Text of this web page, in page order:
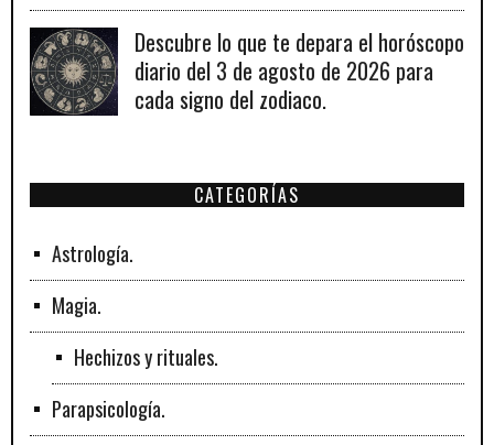
Descubre lo que te depara el horóscopo
diario del 3 de agosto de 2026 para
cada signo del zodiaco.
CATEGORÍAS
Astrología.
Magia.
Hechizos y rituales.
Parapsicología.